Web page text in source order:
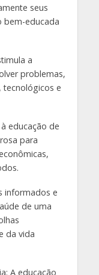
seus
bem-educada
a
problemas,
tecnológicos e
educação de
para
informados e
de uma
da vida
A educação